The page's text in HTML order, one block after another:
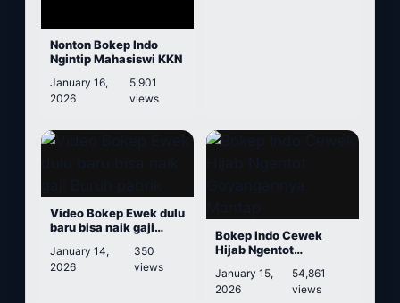
Nonton Bokep Indo
Ngintip Mahasiswi KKN
January 16,
2026
5,901
views
Video Bokep Ewek dulu
baru bisa naik gaji
January 14,
2026
350
views
Bokep Indo Cewek
Hijab Ngentot
January 15,
2026
54,861
views